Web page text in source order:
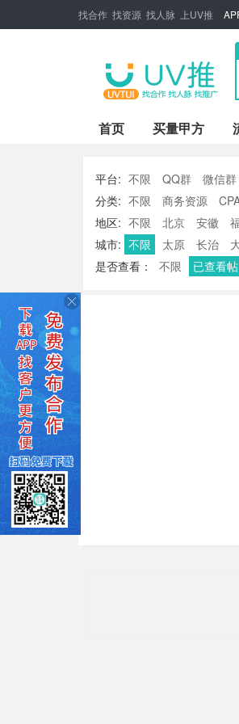
找合作 找资源 找人脉 上UV推
首页 买量甲方
平台: 不限 QQ群 微信群
分类: 不限 商务资源
ASO优化冲榜
休闲娱乐
地区: 不限 北京 安徽
山西
陕西 上海 四川
城市: 不限 太原 长治
是否查看：
不限 已查看帖